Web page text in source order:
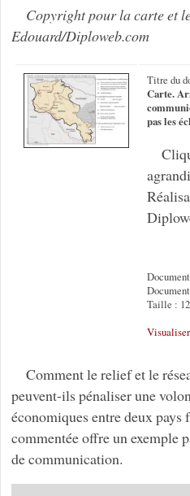
Copyright pour la carte et
Edouard/Diploweb.com
Titre du
Carte.
pas les
Taille :
Comment le relief et le
peuvent-ils pénaliser une
économiques entre deux
commentée offre un exemple
de communication.